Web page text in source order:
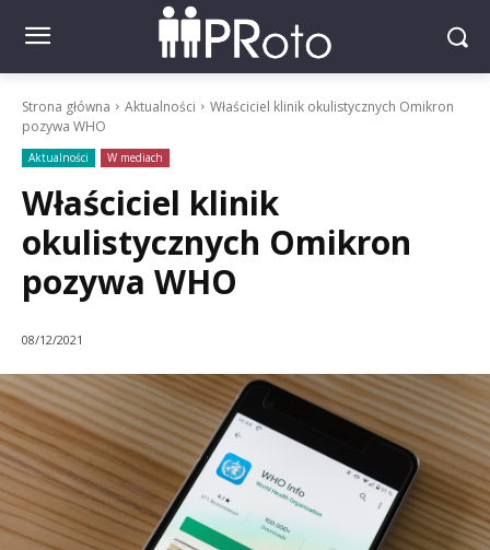
Strona główna Aktualności
Właściciel klinik okulistycznych Omikron
pozywa WHO
Aktualności W mediach
Właściciel klinik
okulistycznych Omikron
pozywa WHO
08/12/2021